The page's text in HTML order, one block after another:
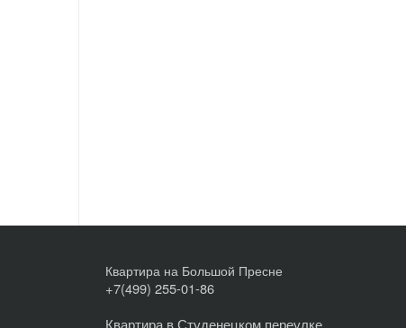
Квартира на Большой Пресне
+7(499) 255-01-86
Квартира в Студенецком переулке